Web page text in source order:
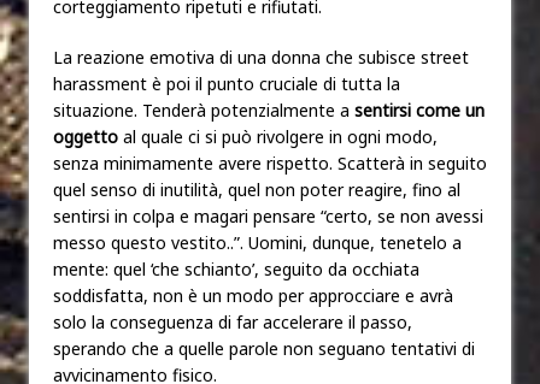
corteggiamento ripetuti e rifiutati.
La reazione emotiva di una donna che subisce street
harassment è poi il punto cruciale di tutta la
situazione. Tenderà potenzialmente a sentirsi come un
oggetto al quale ci si può rivolgere in ogni modo,
senza minimamente avere rispetto. Scatterà in seguito
quel senso di inutilità, quel non poter reagire, fino al
sentirsi in colpa e magari pensare “certo, se non avessi
messo questo vestito..”. Uomini, dunque, tenetelo a
mente: quel ‘che schianto’, seguito da occhiata
soddisfatta, non è un modo per approcciare e avrà
solo la conseguenza di far accelerare il passo,
sperando che a quelle parole non seguano tentativi di
avvicinamento fisico.